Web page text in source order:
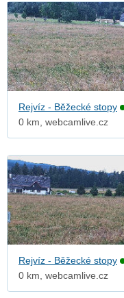
Rejvíz - Běžecké stopy
0 km, webcamlive.cz
Rejvíz - Běžecké stopy
0 km, webcamlive.cz